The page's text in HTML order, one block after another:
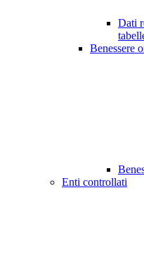
Dati
Benessere
Enti controllati